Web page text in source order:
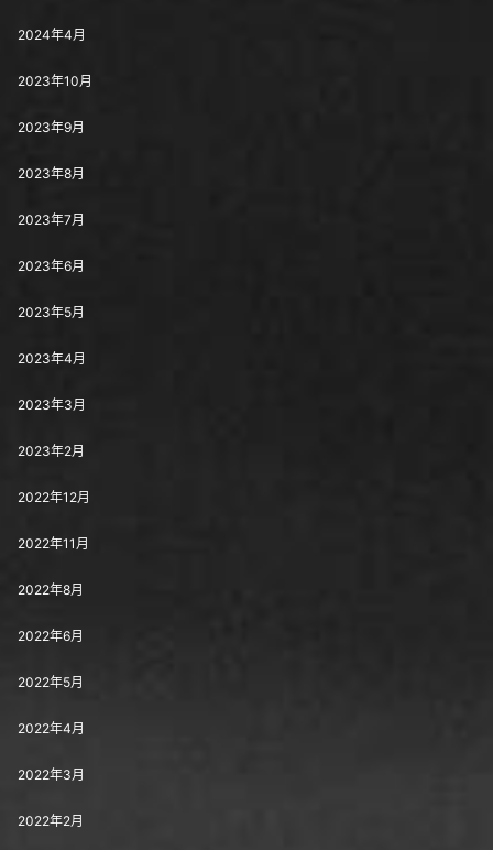
2024年4月
2023年10月
2023年9月
2023年8月
2023年7月
2023年6月
2023年5月
2023年4月
2023年3月
2023年2月
2022年12月
2022年11月
2022年8月
2022年6月
2022年5月
2022年4月
2022年3月
2022年2月